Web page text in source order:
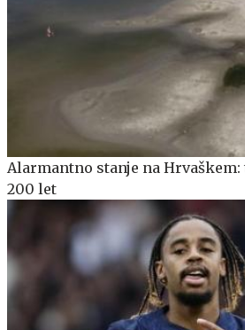
Alarmantno stanje na
200 let